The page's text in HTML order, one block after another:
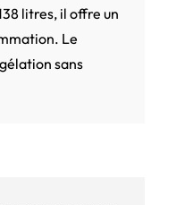
litres, il offre un
Le
sans